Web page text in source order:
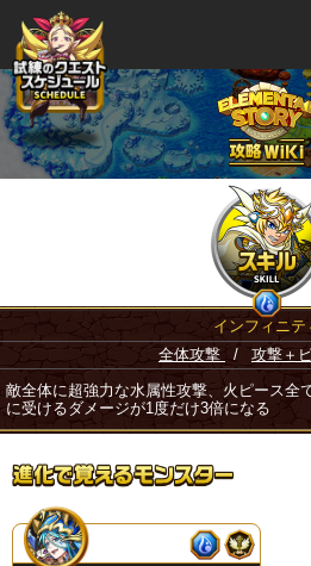
インフィニテ
全体攻撃
/ 攻撃＋
敵全体に超強力な水属性攻撃、火ピース全
に受けるダメージが1度だけ3倍になる